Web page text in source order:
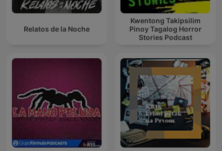
Relatos de la Noche
Kwentong Takipsilim
Pinoy Tagalog Horror
Stories Podcast